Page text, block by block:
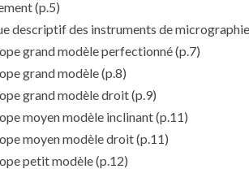
(p.5)
descriptif des instruments de micrographie
grand modèle perfectionné(p.7)
grand modèle(p.8)
grand modèle droit(p.9)
moyen modèle inclinant(p.11)
moyen modèle droit(p.11)
petit modèle(p.12)